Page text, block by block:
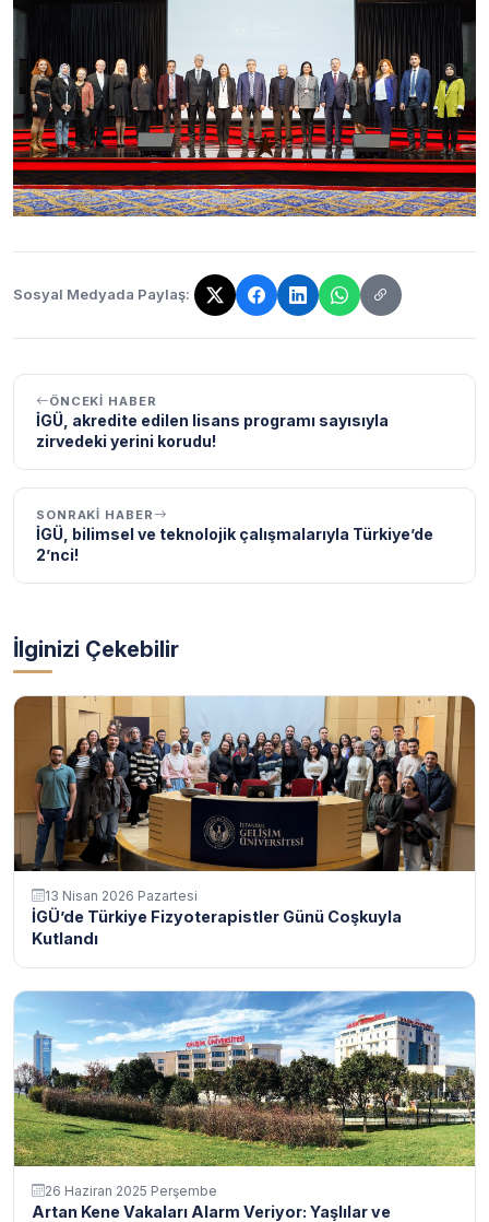
Sosyal Medyada Paylaş:
Bağlantı kopyalandı!
ÖNCEKI HABER
İGÜ, akredite edilen lisans programı sayısıyla
zirvedeki yerini korudu!
SONRAKI HABER
İGÜ, bilimsel ve teknolojik çalışmalarıyla Türkiye’de
2’nci!
İlginizi Çekebilir
13 Nisan 2026 Pazartesi
İGÜ’de Türkiye Fizyoterapistler Günü Coşkuyla
Kutlandı
26 Haziran 2025 Perşembe
Artan Kene Vakaları Alarm Veriyor: Yaşlılar ve